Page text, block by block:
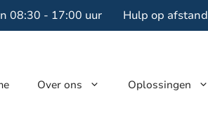
08:30 - 17:00 uur Hulp op afstand
Over ons Oplossingen